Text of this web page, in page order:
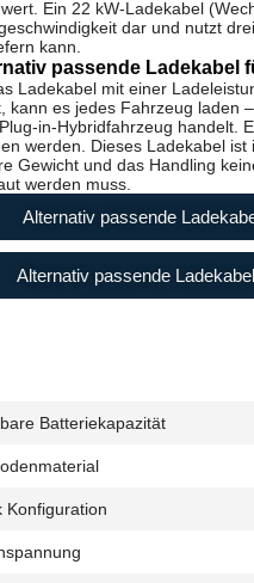
Ein 22 kW-Ladekabel
dar und nutzt
kann.
passende Ladekabel
Ladekabel mit einer
kann es jedes Fahrzeug laden
in-Hybridfahrzeug handelt.
werden. Dieses Ladekabel
Gewicht und das Handling
werden muss.
Alternativ passende
Alternativ passende
Batteriekapazität
Konfiguration